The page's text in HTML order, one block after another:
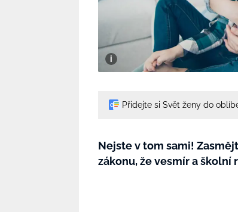
Přidejte si Svět ženy do
Nejste v tom sami!
zákonu, že vesmír a školní